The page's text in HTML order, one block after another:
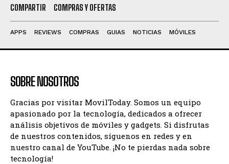
COMPARTIR
COMPRAS Y OFERTAS
APPS REVIEWS COMPRAS GUIAS NOTICIAS MÓVILES
SOBRE NOSOTROS
Gracias por visitar MovilToday. Somos un equipo
apasionado por la tecnología, dedicados a ofrecer
análisis objetivos de móviles y gadgets. Si disfrutas
de nuestros contenidos, síguenos en redes y en
nuestro canal de YouTube. ¡No te pierdas nada sobre
tecnología!